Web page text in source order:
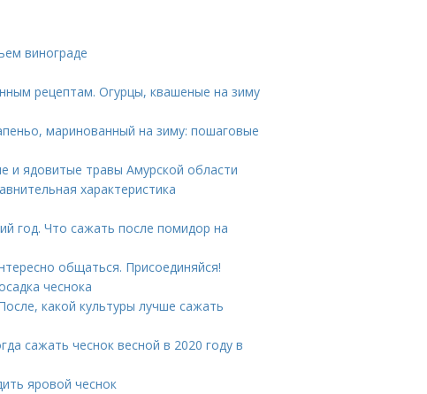
винограде
рецептам. Огурцы, квашеные на зиму
маринованный на зиму: пошаговые
и ядовитые травы Амурской области
характеристика
год. Что сажать после помидор на
общаться. Присоединяйся!
чеснока
какой культуры лучше сажать
сажать чеснок весной в 2020 году в
яровой чеснок